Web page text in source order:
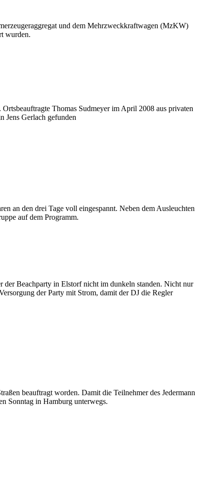
und dem Mehrzweckkraftwagen (MzKW)
wurden.
Thomas Sudmeyer im April 2008 aus privaten
Jens Gerlach gefunden
an den drei Tage voll eingespannt. Neben dem Ausleuchten
auf dem Programm.
der Beachparty in Elstorf nicht im dunkeln standen. Nicht nur
der Party mit Strom, damit der DJ die Regler
beauftragt worden. Damit die Teilnehmer des Jedermann
Sonntag in Hamburg unterwegs.